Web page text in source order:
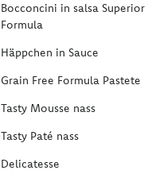
Bocconcini in salsa Superior
Formula
Häppchen in Sauce
Grain Free Formula Pastete
Tasty Mousse nass
Tasty Paté nass
Delicatesse